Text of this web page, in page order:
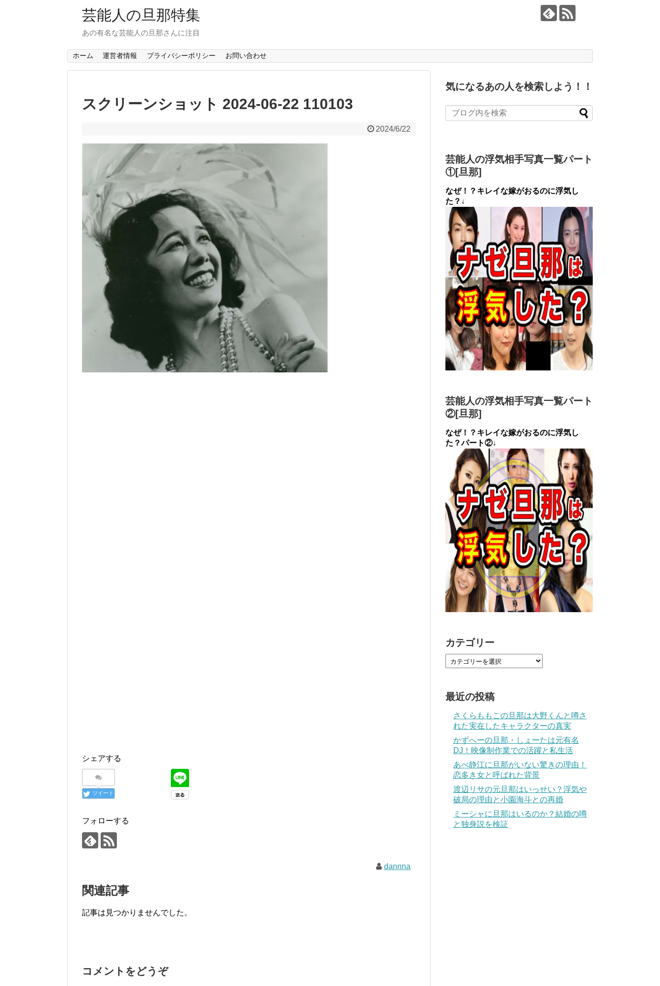
芸能人の旦那特集
あの有名な芸能人の旦那さんに注目
ホーム 運営者情報 プライバシーポリシー お問い合わせ
スクリーンショット 2024-06-22 110103
2024/6/22
シェアする
ツイート
フォローする
dannna
関連記事
記事は見つかりませんでした。
コメントをどうぞ
気になるあの人を検索しよう！！
芸能人の浮気相手写真一覧パート
①[旦那]
なぜ！？キレイな嫁がおるのに浮気し
た？↓
芸能人の浮気相手写真一覧パート
②[旦那]
なぜ！？キレイな嫁がおるのに浮気し
た？パート②↓
カテゴリー
最近の投稿
さくらももこの旦那は大野くんと噂さ
れた実在したキャラクターの真実
かずへーの旦那・しょーたは元有名
DJ！映像制作業での活躍と私生活
あべ静江に旦那がいない驚きの理由！
恋多き女と呼ばれた背景
渡辺リサの元旦那はいっせい？浮気や
破局の理由と小園海斗との再婚
ミーシャに旦那はいるのか？結婚の噂
と独身説を検証